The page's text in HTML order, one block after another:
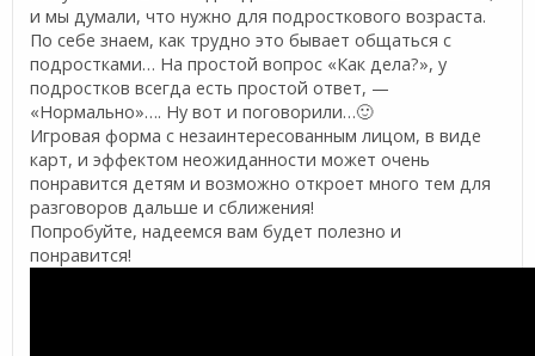
и мы думали, что нужно для подросткового возраста.
По себе знаем, как трудно это бывает общаться с
подростками… На простой вопрос «Как дела?», у
подростков всегда есть простой ответ, —
«Нормально»…. Ну вот и поговорили…🙂
Игровая форма с незаинтересованным лицом, в виде
карт, и эффектом неожиданности может очень
понравится детям и возможно откроет много тем для
разговоров дальше и сближения!
Попробуйте, надеемся вам будет полезно и
понравится!